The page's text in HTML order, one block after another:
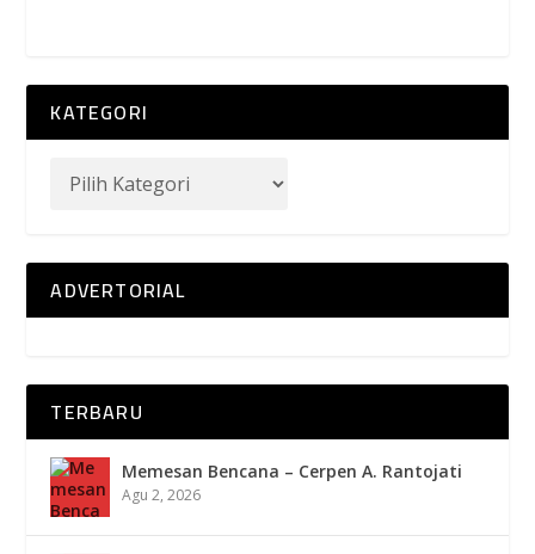
KATEGORI
ADVERTORIAL
TERBARU
Memesan Bencana – Cerpen A. Rantojati
Agu 2, 2026